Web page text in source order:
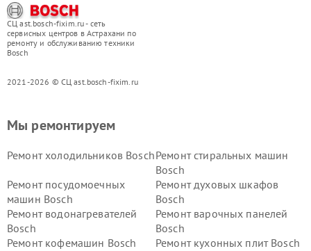
СЦ ast.bosch-fixim.ru - сеть
сервисных центров в Астрахани по
ремонту и обслуживанию техники
Bosch
2021-2026 © СЦ ast.bosch-fixim.ru
Мы ремонтируем
Ремонт холодильников BoschРемонт стиральных машин
Bosch
Ремонт посудомоечных
машин Bosch
Ремонт духовых шкафов
Bosch
Ремонт водонагревателей
Bosch
Ремонт варочных панелей
Bosch
Ремонт кофемашин Bosch
Ремонт кухонных плит Bosch